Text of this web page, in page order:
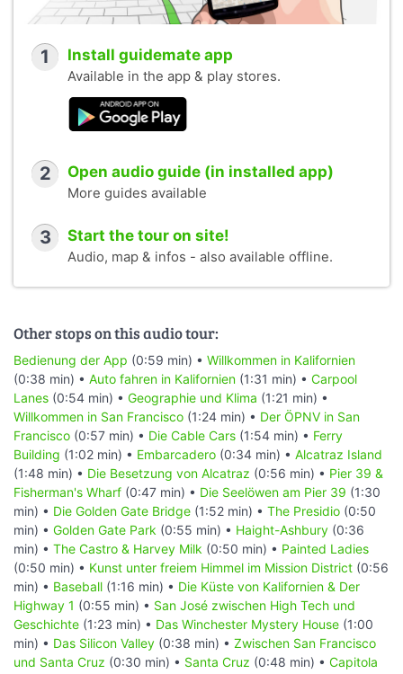
1 Install guidemate app
Available in the app & play stores.
2 Open audio guide (in installed app)
More guides available
3 Start the tour on site!
Audio, map & infos - also available offline.
Other stops on this audio tour:
Bedienung der App (0:59 min) • Willkommen in Kalifornien
(0:38 min) • Auto fahren in Kalifornien (1:31 min) • Carpool
Lanes (0:54 min) • Geographie und Klima (1:21 min) •
Willkommen in San Francisco (1:24 min) • Der ÖPNV in San
Francisco (0:57 min) • Die Cable Cars (1:54 min) • Ferry
Building (1:02 min) • Embarcadero (0:34 min) • Alcatraz Island
(1:48 min) • Die Besetzung von Alcatraz (0:56 min) • Pier 39 &
Fisherman's Wharf (0:47 min) • Die Seelöwen am Pier 39 (1:30
min) • Die Golden Gate Bridge (1:52 min) • The Presidio (0:50
min) • Golden Gate Park (0:55 min) • Haight-Ashbury (0:36
min) • The Castro & Harvey Milk (0:50 min) • Painted Ladies
(0:50 min) • Kunst unter freiem Himmel im Mission District (0:56
min) • Baseball (1:16 min) • Die Küste von Kalifornien & Der
Highway 1 (0:55 min) • San José zwischen High Tech und
Geschichte (1:23 min) • Das Winchester Mystery House (1:00
min) • Das Silicon Valley (0:38 min) • Zwischen San Francisco
und Santa Cruz (0:30 min) • Santa Cruz (0:48 min) • Capitola